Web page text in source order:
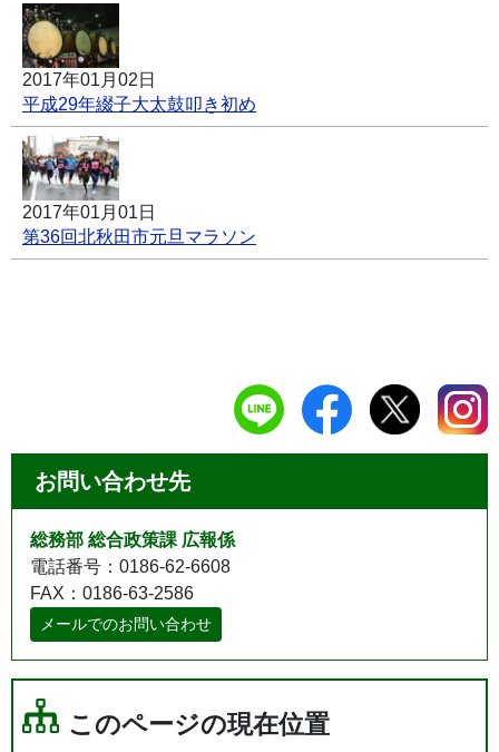
2017年01月02日
平成29年綴子大太鼓叩き初め
2017年01月01日
第36回北秋田市元旦マラソン
お問い合わせ先
総務部 総合政策課 広報係
電話番号：0186-62-6608
FAX：0186-63-2586
メールでのお問い合わせ
このページの現在位置